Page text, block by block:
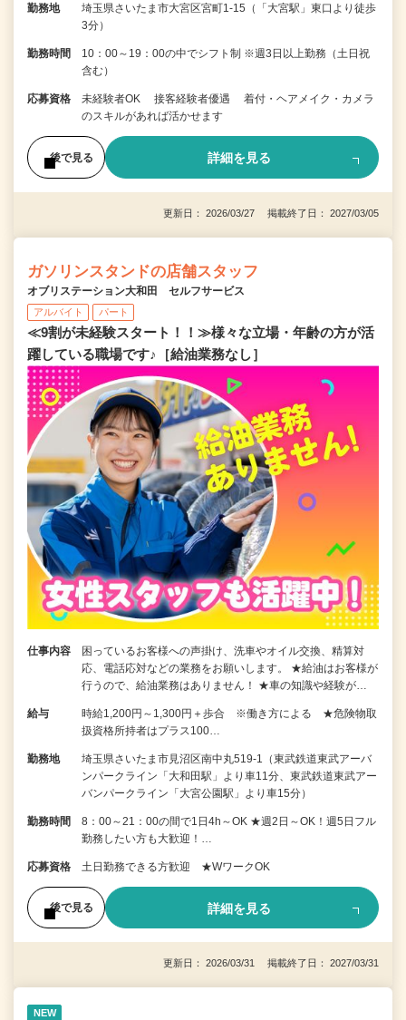
勤務地
埼玉県さいたま市大宮区宮町1-15（「大宮駅」東口より徒歩
3分）
勤務時間
10：00～19：00の中でシフト制 ※週3日以上勤務（土日祝
含む）
応募資格
未経験者OK 接客経験者優遇 着付・ヘアメイク・カメラ
のスキルがあれば活かせます
後で見る 詳細を見る
更新日： 2026/03/27 掲載終了日： 2027/03/05
ガソリンスタンドの店舗スタッフ
オブリステーション大和田 セルフサービス
アルバイト パート
≪9割が未経験スタート！！≫様々な立場・年齢の方が活
躍している職場です♪［給油業務なし］
仕事内容
困っているお客様への声掛け、洗車やオイル交換、精算対
応、電話応対などの業務をお願いします。 ★給油はお客様が
行うので、給油業務はありません！ ★車の知識や経験が…
給与
時給1,200円～1,300円＋歩合 ※働き方による ★危険物取
扱資格所持者はプラス100…
勤務地
埼玉県さいたま市見沼区南中丸519-1（東武鉄道東武アーバ
ンパークライン「大和田駅」より車11分、東武鉄道東武アー
バンパークライン「大宮公園駅」より車15分）
勤務時間
8：00～21：00の間で1日4h～OK ★週2日～OK！週5日フル
勤務したい方も大歓迎！…
応募資格 土日勤務できる方歓迎 ★WワークOK
後で見る 詳細を見る
更新日： 2026/03/31 掲載終了日： 2027/03/31
NEW